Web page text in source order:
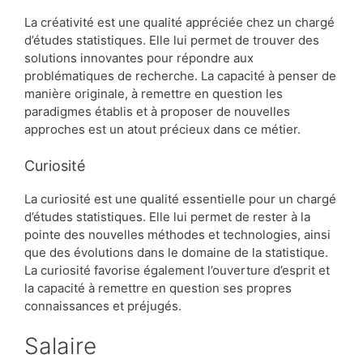
La créativité est une qualité appréciée chez un chargé
d’études statistiques. Elle lui permet de trouver des
solutions innovantes pour répondre aux
problématiques de recherche. La capacité à penser de
manière originale, à remettre en question les
paradigmes établis et à proposer de nouvelles
approches est un atout précieux dans ce métier.
Curiosité
La curiosité est une qualité essentielle pour un chargé
d’études statistiques. Elle lui permet de rester à la
pointe des nouvelles méthodes et technologies, ainsi
que des évolutions dans le domaine de la statistique.
La curiosité favorise également l’ouverture d’esprit et
la capacité à remettre en question ses propres
connaissances et préjugés.
Salaire